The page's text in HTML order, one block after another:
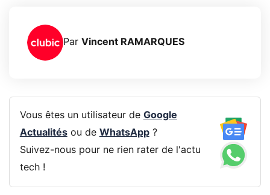
Par Vincent RAMARQUES
Vous êtes un utilisateur de Google
Actualitésou de WhatsApp?
Suivez-nous pour ne rien rater de l'actu
tech !